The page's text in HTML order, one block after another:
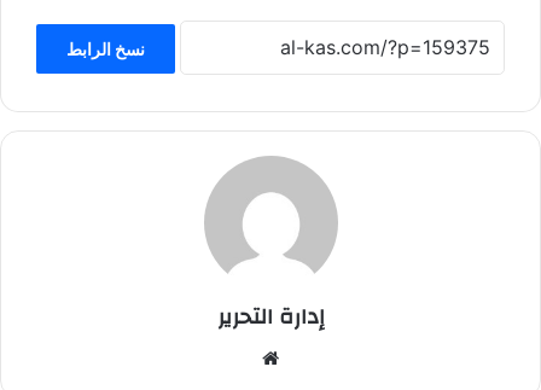
نسخ الرابط
إدارة التحرير